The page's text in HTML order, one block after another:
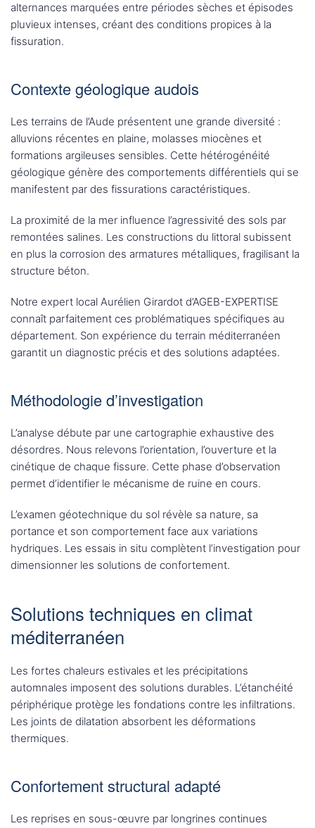
alternances marquées entre périodes sèches et épisodes
pluvieux intenses, créant des conditions propices à la
fissuration.
Contexte géologique audois
Les terrains de l’Aude présentent une grande diversité :
alluvions récentes en plaine, molasses miocènes et
formations argileuses sensibles. Cette hétérogénéité
géologique génère des comportements différentiels qui se
manifestent par des fissurations caractéristiques.
La proximité de la mer influence l’agressivité des sols par
remontées salines. Les constructions du littoral subissent
en plus la corrosion des armatures métalliques, fragilisant la
structure béton.
Notre expert local Aurélien Girardot d’AGEB-EXPERTISE
connaît parfaitement ces problématiques spécifiques au
département. Son expérience du terrain méditerranéen
garantit un diagnostic précis et des solutions adaptées.
Méthodologie d’investigation
L’analyse débute par une cartographie exhaustive des
désordres. Nous relevons l’orientation, l’ouverture et la
cinétique de chaque fissure. Cette phase d’observation
permet d’identifier le mécanisme de ruine en cours.
L’examen géotechnique du sol révèle sa nature, sa
portance et son comportement face aux variations
hydriques. Les essais in situ complètent l’investigation pour
dimensionner les solutions de confortement.
Solutions techniques en climat
méditerranéen
Les fortes chaleurs estivales et les précipitations
automnales imposent des solutions durables. L’étanchéité
périphérique protège les fondations contre les infiltrations.
Les joints de dilatation absorbent les déformations
thermiques.
Confortement structural adapté
Les reprises en sous-œuvre par longrines continues